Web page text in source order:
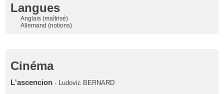
Langues
Anglais (maîtrisé)
Allemand (notions)
Cinéma
L'ascencion - Ludovic BERNARD